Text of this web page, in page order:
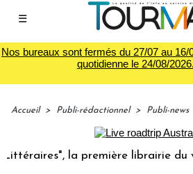
☰
Nos bureaux sont fermés du 27/07 au
quotidienne le 24/08/
Accueil > Publi-rédactionnel > Publi-news
la première librairie du voyage